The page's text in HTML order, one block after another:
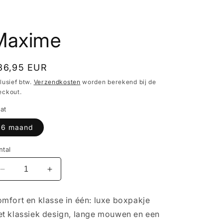
EUR
btw. Verzendkosten worden berekend bij de
6 maand
Aantal
verlagen
Maxime
Aantal
verhogen
Maxime
en klasse in één: luxe boxpakje
klassiek design, lange mouwen en een